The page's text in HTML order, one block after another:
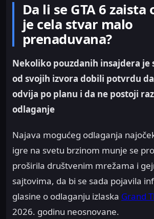
Da li se GTA 6 zaista
je cela stvar malo
prenaduvana?
Nekoliko pouzdanih insajdera je
od svojih izvora dobili potvrdu
odvija po planu i da ne postoji
odlaganje
Najava mogućeg odlaganja
igre na svetu brzinom munje se
proširila društvenim mrežama i
sajtovima, da bi se sada pojavila
glasine o odlaganju izlaska Grand
2026. godinu neosnovane.